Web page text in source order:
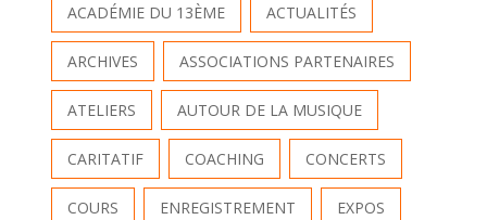
ACADÉMIE DU 13ÈME ACTUALITÉS
ARCHIVES ASSOCIATIONS PARTENAIRES
ATELIERS AUTOUR DE LA MUSIQUE
CARITATIF COACHING CONCERTS
COURS ENREGISTREMENT EXPOS